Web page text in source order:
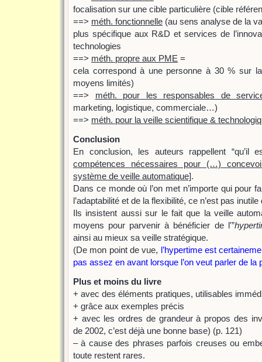
focalisation sur une cible particulière (cible
==> méth. fonctionnelle (au sens analyse de la
plus spécifique aux R&D et services de
technologies
==> méth. propre aux PME =
cela correspond à une personne à 30 % sur
moyens limités)
==> méth. pour les responsables de
marketing, logistique, commerciale…)
==> méth. pour la veille scientifique &
Conclusion
En conclusion, les auteurs rappellent “qu’il
compétences nécessaires pour (…)
système de veille automatique].
Dans ce monde où l’on met n’importe qui pour
l’adaptabilité et de la flexibilité, ce n’est pas
Ils insistent aussi sur le fait que la veille
moyens pour parvenir à bénéficier de l'”
ainsi au mieux sa veille stratégique.
(De mon point de vue, l’hypertime est
pas assez en avant lorsque l’on veut parler de
Plus et moins du livre
+ avec des éléments pratiques, utilisables
+ grâce aux exemples précis
+ avec les ordres de grandeur à propos des
de 2002, c’est déjà une bonne base) (p. 121)
– à cause des phrases parfois creuses ou
toute restent rares.